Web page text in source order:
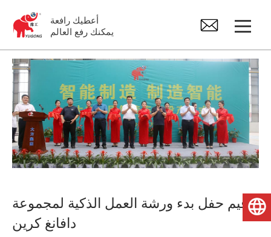
أعطيك رافعة
يمكنك رفع العالم
رافعة جسرية
رافعة علوية
الجيب كرين
قطع غيار كرين
أقيم حفل بدء ورشة العمل الذكية لمجموعة
دافانغ كرين
العربية